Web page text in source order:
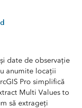
date de observație
anumite locații
Pro simplifică
Multi Values to
să extrageți